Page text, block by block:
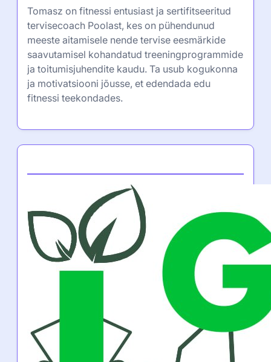
Tomasz on fitnessi entusiast ja sertifitseeritud
tervisecoach Poolast, kes on pühendunud
meeste aitamisele nende tervise eesmärkide
saavutamisel kohandatud treeningprogrammide
ja toitumisjuhendite kaudu. Ta usub kogukonna
ja motivatsiooni jõusse, et edendada edu
fitnessi teekondades.